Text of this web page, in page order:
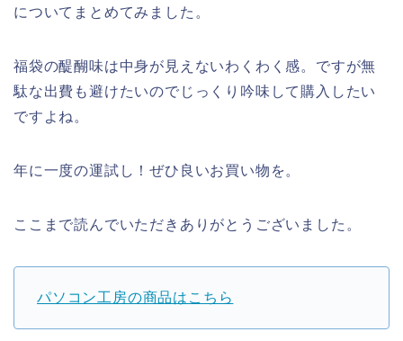
についてまとめてみました。
福袋の醍醐味は中身が見えないわくわく感。ですが無
駄な出費も避けたいのでじっくり吟味して購入したい
ですよね。
年に一度の運試し！ぜひ良いお買い物を。
ここまで読んでいただきありがとうございました。
パソコン工房の商品はこちら